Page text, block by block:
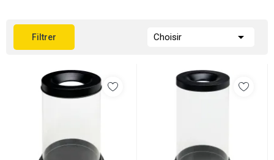
Filtrer Choisir 